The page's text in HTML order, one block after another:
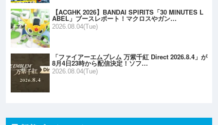
【ACGHK 2026】BANDAI SPIRITS「30 MINUTES L
ABEL」ブースレポート！マクロスやガン…
2026.08.04(Tue)
「ファイアーエムブレム 万紫千紅 Direct 2026.8.4」が
8月4日23時から配信決定！ソフ…
2026.08.04(Tue)